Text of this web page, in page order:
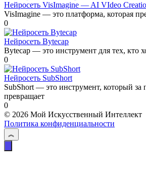
Нейросеть VisImagine — AI VIdeo
VisImagine — это платформа, которая
0
Нейросеть Bytecap
Bytecap — это инструмент для тех, кто
0
Нейросеть SubShort
SubShort — это инструмент, который за
превращает
0
© 2026 Мой Искусственный Интеллект
Политика конфиденциальности